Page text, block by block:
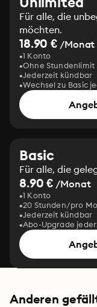
Für alle, die
möchten.
18.90 € /Monat
1 Konto
Ohne Stundenlimit
Jederzeit kündbar
Wechsel zu Basic
Basic
Für alle, die
8.90 € /Monat
1 Konto
20 Stunden/pro
Jederzeit kündbar
Abo-Upgrade
Anderen